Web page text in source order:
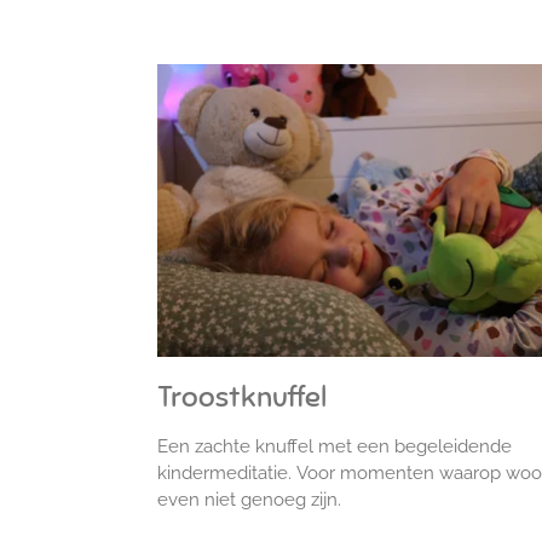
Troostknuffel
Een zachte knuffel met een begeleidende
kindermeditatie. Voor momenten waarop
even niet genoeg zijn.